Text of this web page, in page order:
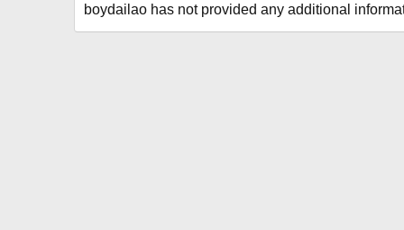
boydailao has not provided any additional